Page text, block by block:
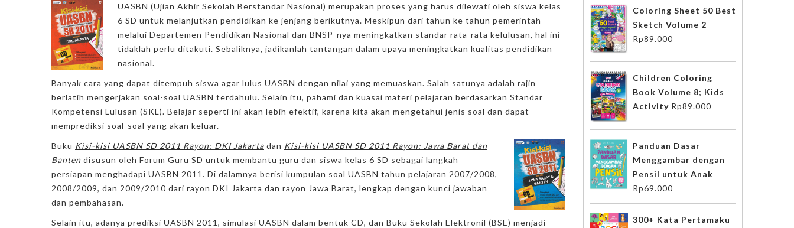
UASBN (Ujian Akhir Sekolah Berstandar Nasional) merupakan proses yang harus dilewati oleh siswa kelas
6 SD untuk melanjutkan pendidikan ke jenjang berikutnya. Meskipun dari tahun ke tahun pemerintah
melalui Departemen Pendidikan Nasional dan BNSP-nya meningkatkan standar rata-rata kelulusan, hal ini
tidaklah perlu ditakuti. Sebaliknya, jadikanlah tantangan dalam upaya meningkatkan kualitas pendidikan
nasional.
Banyak cara yang dapat ditempuh siswa agar lulus UASBN dengan nilai yang memuaskan. Salah satunya adalah rajin
berlatih mengerjakan soal-soal UASBN terdahulu. Selain itu, pahami dan kuasai materi pelajaran berdasarkan Standar
Kompetensi Lulusan (SKL). Belajar seperti ini akan lebih efektif, karena kita akan mengetahui jenis soal dan dapat
memprediksi soal-soal yang akan keluar.
Buku Kisi-kisi UASBN SD 2011 Rayon: DKI Jakarta dan Kisi-kisi UASBN SD 2011 Rayon: Jawa Barat dan
Banten disusun oleh Forum Guru SD untuk membantu guru dan siswa kelas 6 SD sebagai langkah
persiapan menghadapi UASBN 2011. Di dalamnya berisi kumpulan soal UASBN tahun pelajaran 2007/2008,
2008/2009, dan 2009/2010 dari rayon DKI Jakarta dan rayon Jawa Barat, lengkap dengan kunci jawaban
dan pembahasan.
Selain itu, adanya prediksi UASBN 2011, simulasi UASBN dalam bentuk CD, dan Buku Sekolah Elektronil (BSE) menjadi
Coloring Sheet 50 Best
Sketch Volume 2
Rp89.000
Children Coloring
Book Volume 8; Kids
Activity Rp89.000
Panduan Dasar
Menggambar dengan
Pensil untuk Anak
Rp69.000
300+ Kata Pertamaku